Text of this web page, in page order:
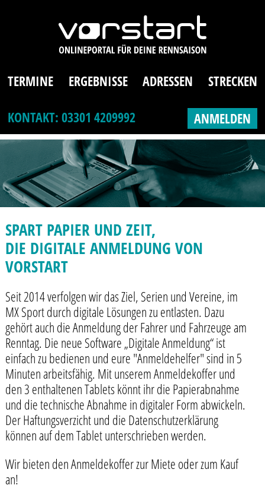
TERMINE ERGEBNISSE ADRESSEN
STRECKEN
KONTAKT: 03301 4209992
ANMELDEN
SPART PAPIER UND ZEIT,
DIE DIGITALE ANMELDUNG VON
VORSTART
Seit 2014 verfolgen wir das Ziel, Serien und Vereine, im
MX Sport durch digitale Lösungen zu entlasten. Dazu
gehört auch die Anmeldung der Fahrer und Fahrzeuge am
Renntag. Die neue Software „Digitale Anmeldung“ ist
einfach zu bedienen und eure "Anmeldehelfer" sind in 5
Minuten arbeitsfähig. Mit unserem Anmeldekoffer und
den 3 enthaltenen Tablets könnt ihr die Papierabnahme
und die technische Abnahme in digitaler Form abwickeln.
Der Haftungsverzicht und die Datenschutzerklärung
können auf dem Tablet unterschrieben werden.
Wir bieten den Anmeldekoffer zur Miete oder zum Kauf
an!